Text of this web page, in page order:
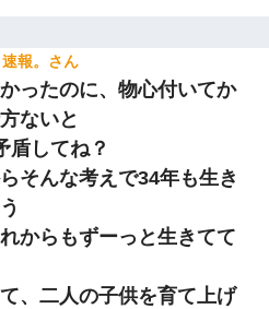
報。
ったのに、物心付いてか
ないと
盾してね？
そんな考えで34年も生き
からもずーっと生きてて
、二人の子供を育て上げ